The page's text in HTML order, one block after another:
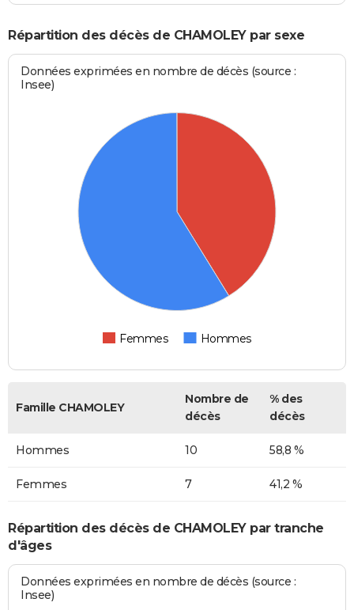
Répartition des décès de CHAMOLEY par sexe
Données exprimées en nombre de décès (source :
Insee)
Femmes Hommes
Famille CHAMOLEY
Nombre de
décès
% des
décès
Hommes 10 58,8 %
Femmes 7 41,2 %
Répartition des décès de CHAMOLEY par tranche
d'âges
Données exprimées en nombre de décès (source :
Insee)